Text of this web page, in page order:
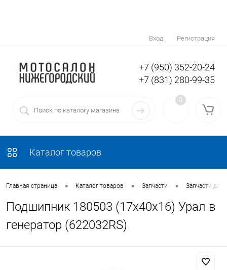
Вход Регистрация
+7 (950) 352-20-24
+7 (831) 280-99-35
0
Каталог товаров
Главная страница • Каталог товаров • Запчасти • Запчасти для
Подшипник 180503 (17x40x16) Урал в
генератор (622032RS)